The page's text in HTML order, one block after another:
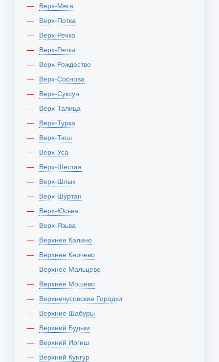
Верх-Мега
Верх-Потка
Верх-Речка
Верх-Речки
Верх-Рождество
Верх-Соснова
Верх-Суксун
Верх-Талица
Верх-Турка
Верх-Тюш
Верх-Уса
Верх-Шестая
Верх-Шлык
Верх-Шуртан
Верх-Юсьва
Верх-Язьва
Верхнее Калино
Верхнее Керчево
Верхнее Мальцево
Верхнее Мошево
Верхнечусовские Городки
Верхние Шабуры
Верхний Будым
Верхний Иргиш
Верхний Кунгур